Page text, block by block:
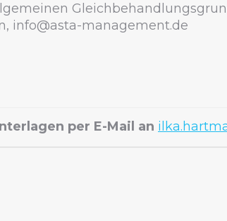
info@asta-management.de
per E-Mail an